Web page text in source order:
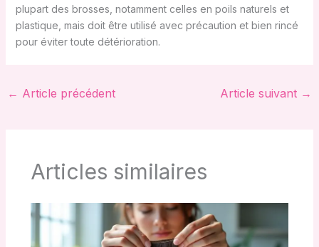
plupart des brosses, notamment celles en poils naturels et
plastique, mais doit être utilisé avec précaution et bien rincé
pour éviter toute détérioration.
← Article précédent Article suivant →
Articles similaires